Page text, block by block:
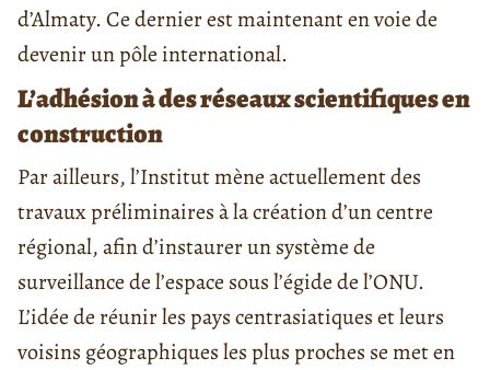
d’Almaty. Ce dernier est maintenant en voie de
devenir un pôle international.
L’adhésion à des réseaux scientifiques en
construction
Par ailleurs, l’Institut mène actuellement des
travaux préliminaires à la création d’un centre
régional, afin d’instaurer un système de
surveillance de l’espace sous l’égide de l’ONU.
L’idée de réunir les pays centrasiatiques et leurs
voisins géographiques les plus proches se met en